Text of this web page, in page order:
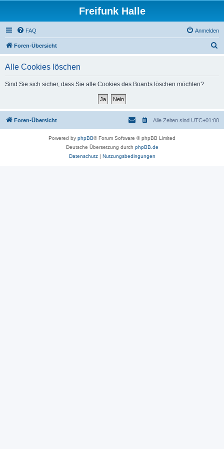
Freifunk Halle
FAQ Anmelden
Foren-Übersicht
Alle Cookies löschen
Sind Sie sich sicher, dass Sie alle Cookies des Boards löschen möchten?
Foren-Übersicht Alle Zeiten sind UTC+01:00
Powered by phpBB® Forum Software © phpBB Limited
Deutsche Übersetzung durch phpBB.de
Datenschutz| Nutzungsbedingungen